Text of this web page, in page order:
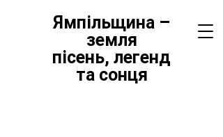
Ямпільщина –
земля
пісень, легенд
та сонця